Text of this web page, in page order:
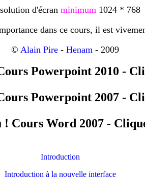
d'écran minimum 1024 * 768
dans ce cours, il est
© Alain Pire - Henam - 2009
Powerpoint 2010 -
Powerpoint 2007 -
! Cours Word 2007 -
Introduction
Introduction à la nouvelle interface